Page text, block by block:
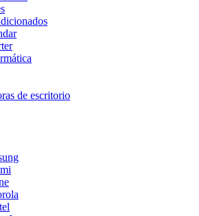
de escritorio